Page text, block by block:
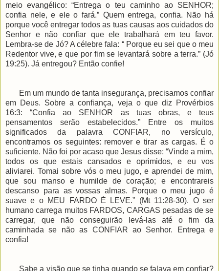
meio evangélico: “Entrega o teu caminho ao SENHOR;
confia nele, e ele o fará.” Quem entrega, confia. Não há
porque você entregar todos as tuas causas aos cuidados do
Senhor e não confiar que ele trabalhará em teu favor.
Lembra-se de Jó? A célebre fala: “ Porque eu sei que o meu
Redentor vive, e que por fim se levantará sobre a terra.” (Jó
19:25). Já entregou? Então confie!
Em um mundo de tanta insegurança, precisamos confiar
em Deus. Sobre a confiança, veja o que diz Provérbios
16:3: “Confia ao SENHOR as tuas obras, e teus
pensamentos serão estabelecidos.” Entre os muitos
significados da palavra CONFIAR, no versículo,
encontramos os seguintes: remover e tirar as cargas. É o
suficiente. Não foi por acaso que Jesus disse: “Vinde a mim,
todos os que estais cansados e oprimidos, e eu vos
aliviarei. Tomai sobre vós o meu jugo, e aprendei de mim,
que sou manso e humilde de coração; e encontrareis
descanso para as vossas almas. Porque o meu jugo é
suave e o MEU FARDO É LEVE.” (Mt 11:28-30). O ser
humano carrega muitos FARDOS, CARGAS pesadas de se
carregar, que não conseguirão levá-las até o fim da
caminhada se não as CONFIAR ao Senhor. Entrega e
confia!
Sabe a visão que se tinha quando se falava em confiar?